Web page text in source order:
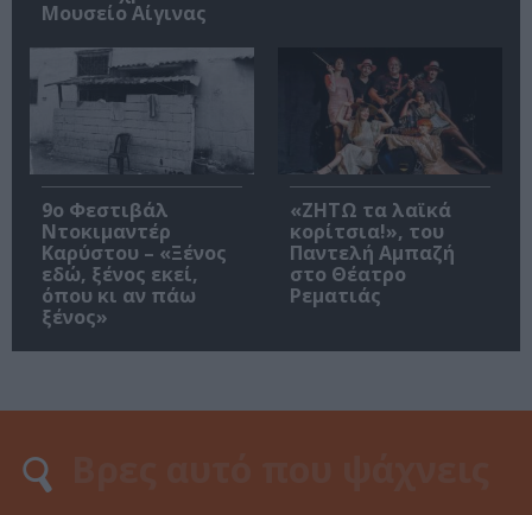
Μουσείο Αίγινας
9ο Φεστιβάλ
Ντοκιμαντέρ
Καρύστου – «Ξένος
εδώ, ξένος εκεί,
όπου κι αν πάω
ξένος»
«ΖΗΤΩ τα λαϊκά
κορίτσια!», του
Παντελή Αμπαζή
στο Θέατρο
Ρεματιάς